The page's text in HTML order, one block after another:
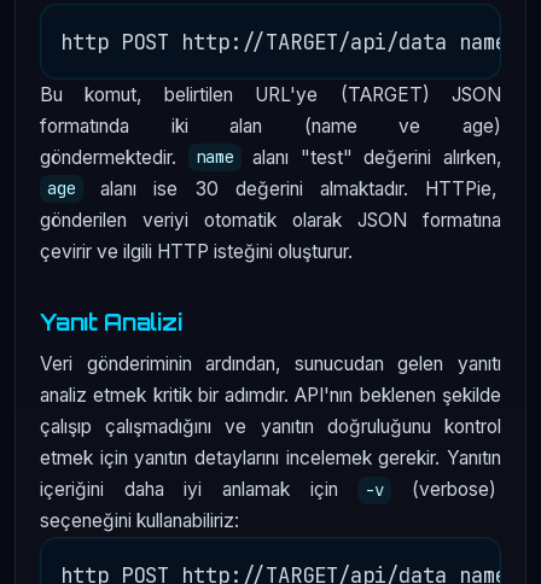
Bu komut, belirtilen URL'ye (TARGET) JSON
formatında iki alan (name ve age)
göndermektedir.
name alanı "test" değerini alırken,
age
alanı ise 30 değerini almaktadır. HTTPie,
gönderilen veriyi otomatik olarak JSON formatına
çevirir ve ilgili HTTP isteğini oluşturur.
Yanıt Analizi
Veri gönderiminin ardından, sunucudan gelen yanıtı
analiz etmek kritik bir adımdır. API'nın beklenen şekilde
çalışıp çalışmadığını ve yanıtın doğruluğunu kontrol
etmek için yanıtın detaylarını incelemek gerekir. Yanıtın
içeriğini daha iyi anlamak için
-v
(verbose)
seçeneğini kullanabiliriz: